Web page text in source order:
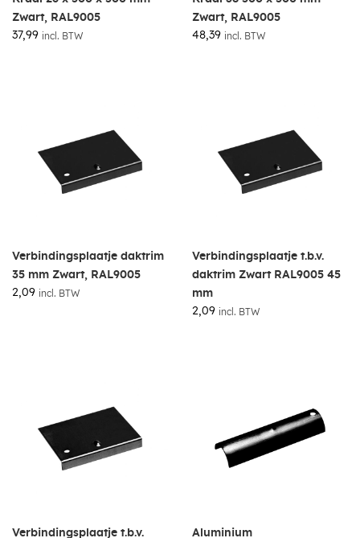
Zwart, RAL9005
37,99 incl. BTW
Zwart, RAL9005
48,39 incl. BTW
Verbindingsplaatje daktrim
35 mm Zwart, RAL9005
2,09 incl. BTW
Verbindingsplaatje t.b.v.
daktrim Zwart RAL9005 45
mm
2,09 incl. BTW
Verbindingsplaatje t.b.v.
Aluminium